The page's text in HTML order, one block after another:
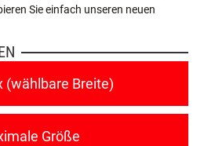
Sie einfach unseren neuen
(wählbare Breite)
Größe